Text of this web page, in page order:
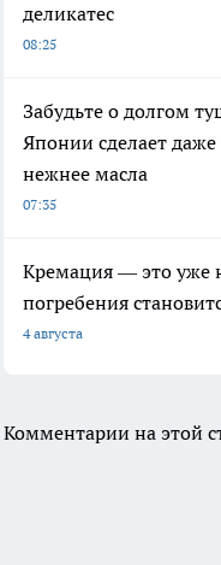
деликатес
08:25
Забудьте о долгом
Японии сделает
нежнее масла
07:35
Кремация — это уже
погребения
4 августа
Комментарии на этой